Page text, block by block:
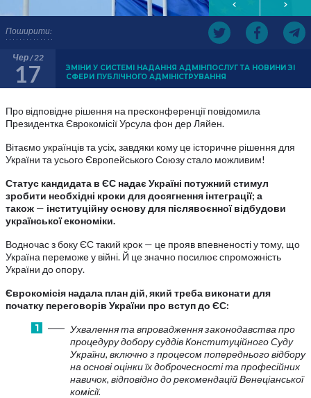
Поширити:
Чер / 22
17
ЗМІНИ У СИСТЕМІ НАДАННЯ АДМІНПОСЛУГ ТА НОВИНИ ЗІ
СФЕРИ ПУБЛІЧНОГО АДМІНІСТРУВАННЯ
Про відповідне рішення на пресконференції повідомила
Президентка Єврокомісії Урсула фон дер Ляйен.
Вітаємо українців та усіх, завдяки кому це історичне рішення для
України та усього Європейського Союзу стало можливим!
Статус кандидата в ЄС надає Україні потужний стимул
зробити необхідні кроки для досягнення інтеграції; а
також — інституційну основу для післявоєнної відбудови
української економіки.
Водночас з боку ЄС такий крок — це прояв впевненості у тому, що
Україна переможе у війні. Й це значно посилює спроможність
України до опору.
Єврокомісія надала план дій, який треба виконати для
початку переговорів України про вступ до ЄС:
Ухвалення та впровадження законодавства про
процедуру добору суддів Конституційного Суду
України, включно з процесом попереднього відбору
на основі оцінки їх доброчесності та професійних
навичок, відповідно до рекомендацій Венеціанської
комісії.